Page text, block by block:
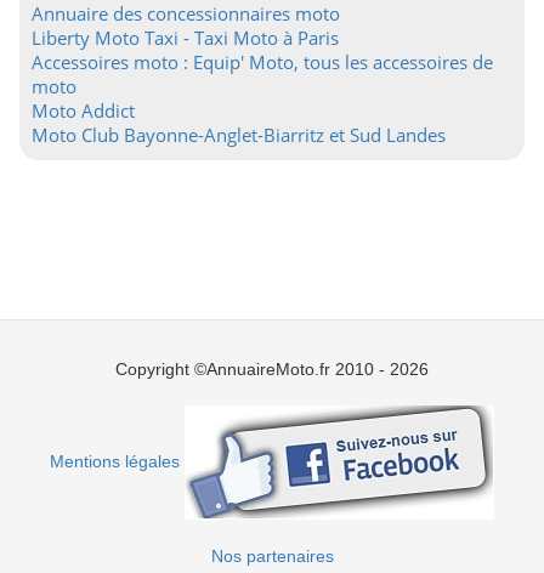
Annuaire des concessionnaires moto
Liberty Moto Taxi - Taxi Moto à Paris
Accessoires moto : Equip' Moto, tous les accessoires de
moto
Moto Addict
Moto Club Bayonne-Anglet-Biarritz et Sud Landes
Copyright ©AnnuaireMoto.fr 2010 - 2026
Mentions légales
Nos partenaires